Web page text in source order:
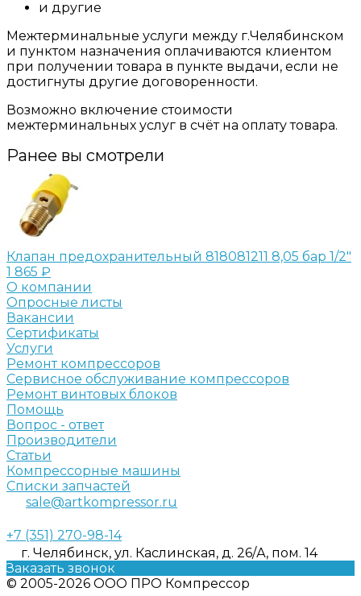
и другие
Межтерминальные услуги между г.Челябинском
и пунктом назначения оплачиваются клиентом
при получении товара в пункте выдачи, если не
достигнуты другие договоренности.
Возможно включение стоимости
межтерминальных услуг в счёт на оплату товара.
Ранее вы смотрели
Клапан предохранительный 818081211 8,05 бар 1/2"
1 865 ₽
О компании
Опросные листы
Вакансии
Сертификаты
Услуги
Ремонт компрессоров
Сервисное обслуживание компрессоров
Ремонт винтовых блоков
Помощь
Вопрос - ответ
Производители
Статьи
Компрессорные машины
Списки запчастей
sale@artkompressor.ru
+7 (351) 270-98-14
г. Челябинск, ул. Каслинская, д. 26/А, пом. 14
Заказать звонок
© 2005-2026 ООО ПРО Компрессор